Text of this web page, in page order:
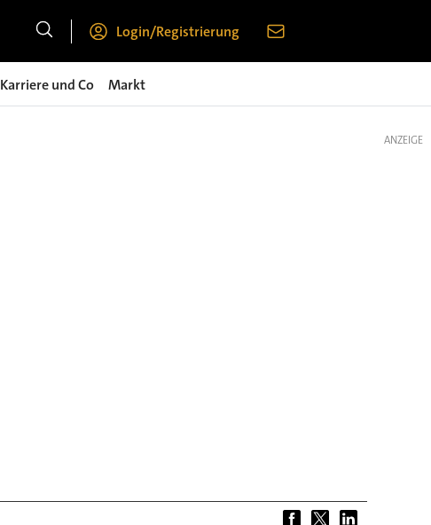
Login/Registrierung
Karriere und Co Markt
ANZEIGE